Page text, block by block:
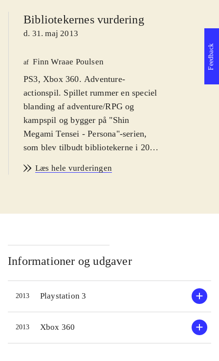
Bibliotekernes vurdering
d. 31. maj 2013
af Finn Wraae Poulsen
PS3, Xbox 360. Adventure-
actionspil. Spillet rummer en speciel
blanding af adventure/RPG og
kampspil og bygger på "Shin
Megami Tensei - Persona"-serien,
som blev tilbudt bibliotekerne i 2004
brugere fra ca. 12 år og opefter, som
ikoner for vold, sex og stødende
Handlingen i spillet tager
udgangspunkt i en gruppe unge, som
efter at have set et mærkeligt tv-
show, befinder sig i en special
fantasy-verden skjult i et tv, hvor de
får hallucinationer og bliver narret til
at bekæmpe hinanden for at more en
Læs hele vurderingen
Informationer og udgaver
2013 Playstation 3
2013 Xbox 360
Feedback